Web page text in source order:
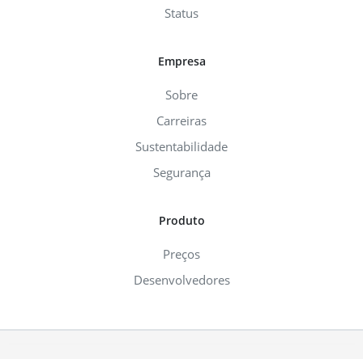
Status
Empresa
Sobre
Carreiras
Sustentabilidade
Segurança
Produto
Preços
Desenvolvedores